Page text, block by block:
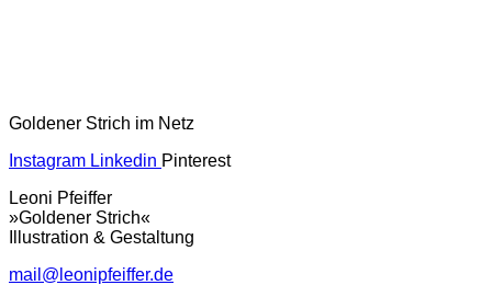
Goldener Strich im Netz
Instagram Linkedin Pinterest
Leoni Pfeiffer
»Goldener Strich«
Illustration & Gestaltung
mail@leonipfeiffer.de